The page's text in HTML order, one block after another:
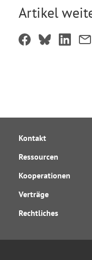
Artikel
Kontakt
Ressourcen
Kooperationen
Verträge
Rechtliches